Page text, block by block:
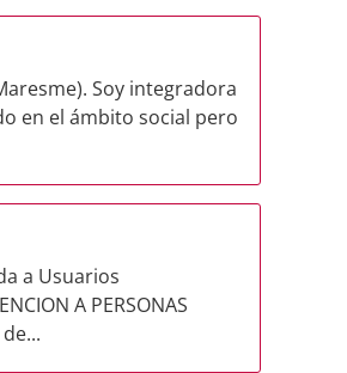
Soy integradora
en el ámbito social pero
a Usuarios
A PERSONAS